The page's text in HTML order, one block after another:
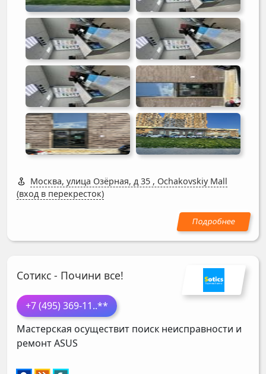
Москва, улица Озёрная, д 35 , Ochakovskiy Mall
(вход в перекресток)
Сотикс - Почини все!
+7 (495) 369-11..**
Мастерская осуществит поиск неисправности и
ремонтASUS